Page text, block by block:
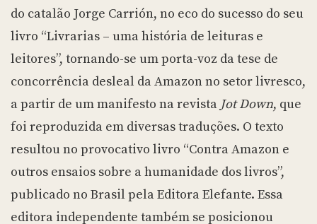
do catalão Jorge Carrión, no eco do sucesso do seu
livro “Livrarias – uma história de leituras e
leitores”, tornando-se um porta-voz da tese de
concorrência desleal da Amazon no setor livresco,
a partir de um manifesto na revista Jot Down, que
foi reproduzida em diversas traduções. O texto
resultou no provocativo livro “Contra Amazon e
outros ensaios sobre a humanidade dos livros”,
publicado no Brasil pela Editora Elefante. Essa
editora independente também se posicionou